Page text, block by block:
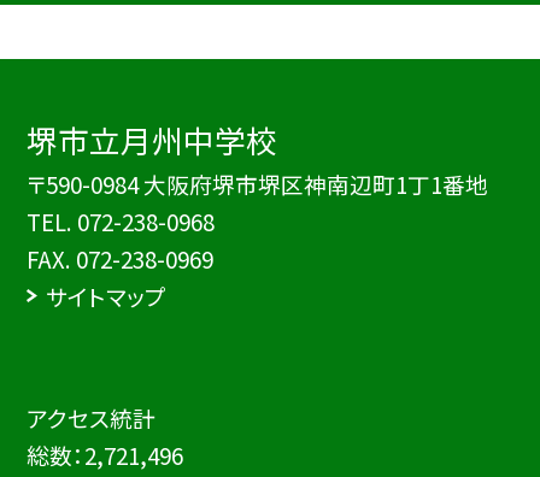
堺市立月州中学校
〒590-0984 大阪府堺市堺区神南辺町1丁1番地
TEL. 072-238-0968
FAX. 072-238-0969
サイトマップ
アクセス統計
総数：2,721,496